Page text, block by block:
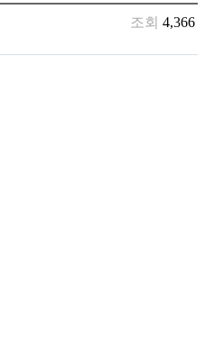
조회 4,366